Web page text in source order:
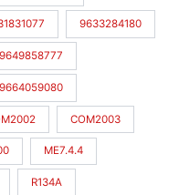
9633284180
9649858777
9664059080
COM2003
ME7.4.4
R134A